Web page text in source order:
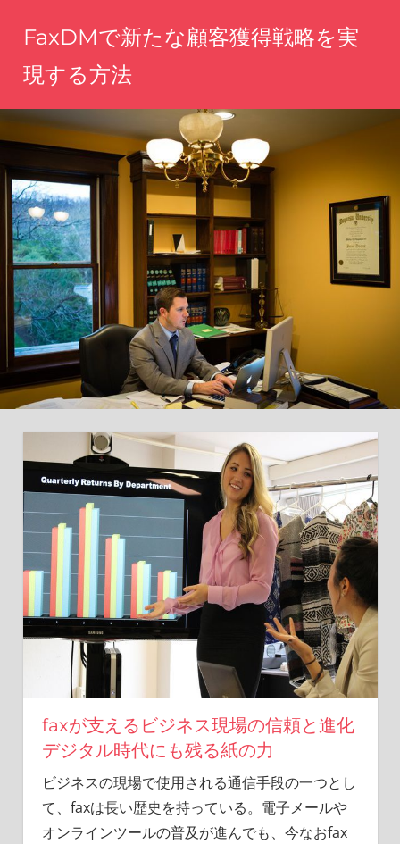
ツ
へ
ス
キ
ッ
プ
FaxDMで新たな顧客獲得戦略を実
現する方法
軽
に
力
を
伝
え、
理
想
の
顧
客
に
届
く
新
し
プ
ロ
ー
チ
を。
faxが支えるビジネス現場の信頼と進化
デジタル時代にも残る紙の力
ビジネスの現場で使用される通信手段の一つとし
て、faxは長い歴史を持っている。 電子メールや
オンラインツールの普及が進んでも、今なおfax